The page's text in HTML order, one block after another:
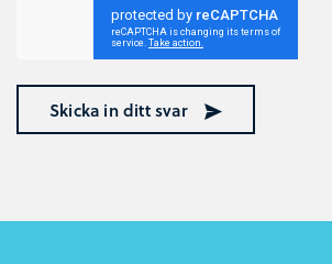
Skicka in ditt svar